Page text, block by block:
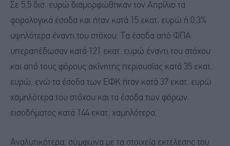
Σε 5,5 δισ. ευρώ διαμορφώθηκαν τον Απρίλιο τα
φορολογικά έσοδα και ήταν κατά 15 εκατ. ευρώ ή 0,3%
υψηλότερα έναντι του στόχου. Τα έσοδα από ΦΠΑ
υπεραπέδωσαν κατά 121 εκατ. ευρώ έναντι του στόχου
και από τους φόρους ακίνητης περιουσίας κατά 35 εκατ.
ευρώ, ενώ τα έσοδα των ΕΦΚ ήταν κατά 37 εκατ. ευρώ
χαμηλότερα του στόχου και τα έσοδα των φόρων
εισοδήματος κατά 144 εκατ. χαμηλότερα.
Αναλυτικότερα, σύμφωνα με τα στοιχεία εκτέλεσης του